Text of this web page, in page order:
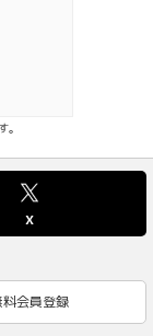
。
X
料会員登録